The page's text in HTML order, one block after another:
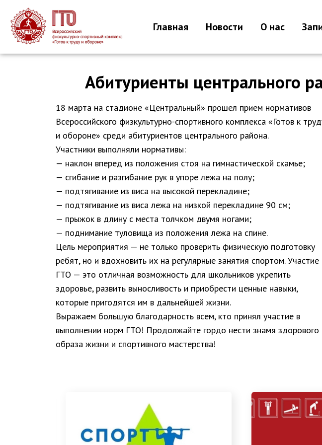
Главная Новости О нас
Абитуриенты центрального
18 марта на стадионе «Центральный» прошел прием нормативов
Всероссийского физкультурно-спортивного комплекса «Готов к
и обороне» среди абитуриентов центрального района.
Участники выполняли нормативы:
— наклон вперед из положения стоя на гимнастической скамье;
— сгибание и разгибание рук в упоре лежа на полу;
— подтягивание из виса на высокой перекладине;
— подтягивание из виса лежа на низкой перекладине 90 см;
— прыжок в длину с места толчком двумя ногами;
— поднимание туловища из положения лежа на спине.
Цель мероприятия — не только проверить физическую подготовку
ребят, но и вдохновить их на регулярные занятия спортом. Участие
ГТО — это отличная возможность для школьников укрепить
здоровье, развить выносливость и приобрести ценные навыки,
которые пригодятся им в дальнейшей жизни.
Выражаем большую благодарность всем, кто принял участие в
выполнении норм ГТО! Продолжайте гордо нести знамя здорового
образа жизни и спортивного мастерства!